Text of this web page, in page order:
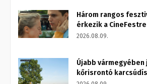
Három rangos
érkezik a CineFestre
2026.08.09.
Újabb
kőrisrontó